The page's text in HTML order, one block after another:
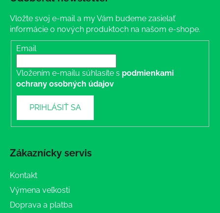
Vložte svoj e-mail a my Vám budeme zasielať
informácie o nových produktoch na našom e-shope.
Email
Vložením e-mailu súhlasíte s podmienkami
ochrany osobných údajov
PRIHLÁSIŤ SA
Zákaznícky servis
Kontakt
Výmena veľkosti
Doprava a platba